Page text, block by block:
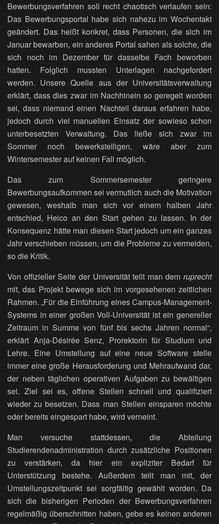
Bewerbungsverfahren soll recht chaotisch verlaufen sein:
Das Bewerbungsportal habe sich nahezu im Wochentakt
geändert. Das heißt konkret, dass Personen, die sich im
Januar bewarben, ein anderes Portal sahen als solche, die
sich noch im Dezember für dasselbe Fach beworben
hatten. Folglich mussten Unterlagen nachgefordert
werden. Unsere Quelle aus der Universitätsverwaltung
erklärt, dass dies zwar im Nachhinein so geregelt worden
sei, dass niemand einen Nachteil daraus erfahren habe,
jedoch durch viel manuellen Einsatz der sowieso schon
unterbesetzten Verwaltung. Das ließe sich zwar im
Sommer noch bewerkstelligen, wäre aber zum
Wintersemester auf keinen Fall möglich.
Das zum Sommersemester geringere
Bewerbungsaufkommen sei vermutlich auch die Motivation
gewesen, weshalb man sich vor einem halben Jahr
entschied, Heico an den Start gehen zu lassen. In der
Konsequenz hätte man diesen Start jedoch um ein ganzes
Jahr verschieben müssen, um die Probleme zu vermeiden,
so die Kritik.
Von offizieller Seite der Universität teilt man dem ruprecht
mit, das Projekt bewege sich im vorgesehenen zeitlichen
Rahmen. „Für die Einführung eines Campus-Management-
Systems in einer großen Voll-Universität ist ein genereller
Zeitraum in Summe von fünf bis sechs Jahren normal“,
erklärt Anja-Désirée Senz, Prorektorin für Studium und
Lehre. Eine Umstellung auf eine neue Software stelle
immer eine große Herausforderung und Mehraufwand dar,
der neben täglichen operativen Aufgaben zu bewältigen
sei. Ziel sei es, offene Stellen schnell und qualifiziert
wieder zu besetzen. Dass man Stellen einsparen möchte
oder bereits eingespart habe, wird verneint.
Man versuche stattdessen, die Abteilung
Studierendenadministration durch zusätzliche Positionen
zu verstärken, da hier ein expliziter Bedarf für
Unterstützung bestehe. Außerdem teilt man mit, der
Umstellungszeitpunkt sei sorgfältig gewählt worden. Da
sich die bisherigen Perioden der Bewerbungsverfahren
regelmäßig überschnitten haben, gebe es keinen anderen